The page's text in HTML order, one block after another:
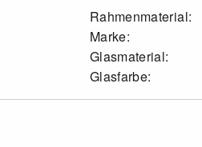
Rahmenmaterial:
Marke:
Glasmaterial:
Glasfarbe: